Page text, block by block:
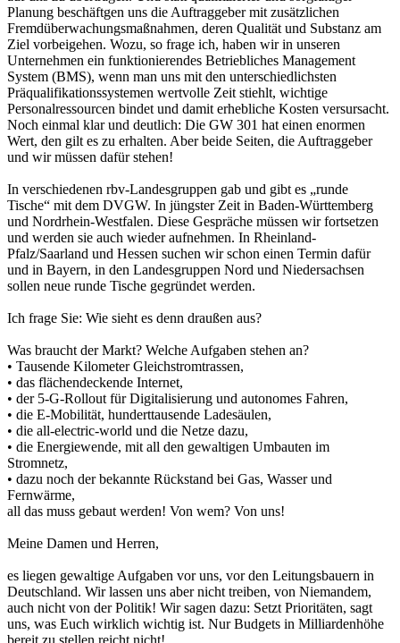
Planung beschäftgen uns die Auftraggeber mit zusätzlichen
Fremdüberwachungsmaßnahmen, deren Qualität und Substanz am
Ziel vorbeigehen. Wozu, so frage ich, haben wir in unseren
Unternehmen ein funktionierendes Betriebliches Management
System (BMS), wenn man uns mit den unterschiedlichsten
Präqualifikationssystemen wertvolle Zeit stiehlt, wichtige
Personalressourcen bindet und damit erhebliche Kosten versursacht.
Noch einmal klar und deutlich: Die GW 301 hat einen enormen
Wert, den gilt es zu erhalten. Aber beide Seiten, die Auftraggeber
und wir müssen dafür stehen!
In verschiedenen rbv-Landesgruppen gab und gibt es „runde
Tische“ mit dem DVGW. In jüngster Zeit in Baden-Württemberg
und Nordrhein-Westfalen. Diese Gespräche müssen wir fortsetzen
und werden sie auch wieder aufnehmen. In Rheinland-
Pfalz/Saarland und Hessen suchen wir schon einen Termin dafür
und in Bayern, in den Landesgruppen Nord und Niedersachsen
sollen neue runde Tische gegründet werden.
Ich frage Sie: Wie sieht es denn draußen aus?
Was braucht der Markt? Welche Aufgaben stehen an?
• Tausende Kilometer Gleichstromtrassen,
• das flächendeckende Internet,
• der 5-G-Rollout für Digitalisierung und autonomes Fahren,
• die E-Mobilität, hunderttausende Ladesäulen,
• die all-electric-world und die Netze dazu,
• die Energiewende, mit all den gewaltigen Umbauten im
Stromnetz,
• dazu noch der bekannte Rückstand bei Gas, Wasser und
Fernwärme,
all das muss gebaut werden! Von wem? Von uns!
Meine Damen und Herren,
es liegen gewaltige Aufgaben vor uns, vor den Leitungsbauern in
Deutschland. Wir lassen uns aber nicht treiben, von Niemandem,
auch nicht von der Politik! Wir sagen dazu: Setzt Prioritäten, sagt
uns, was Euch wirklich wichtig ist. Nur Budgets in Milliardenhöhe
bereit zu stellen reicht nicht!